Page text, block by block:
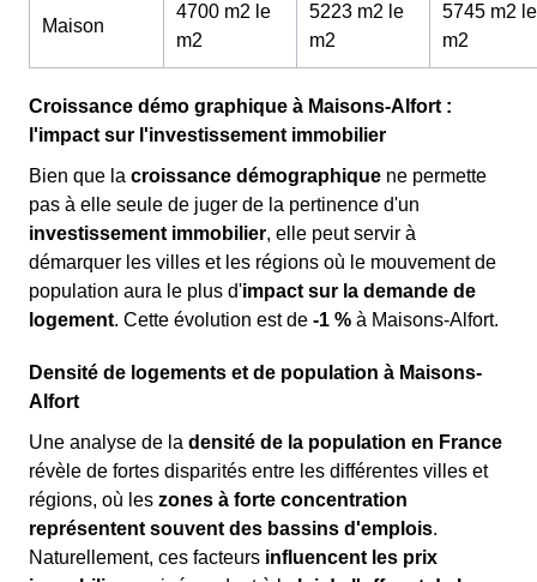
Maison
4700 m2 le
m2
5223 m2 le
m2
5745 m2 le
m2
Croissance démo graphique à Maisons-Alfort :
l'impact sur l'investissement immobilier
Bien que la croissance démographique ne permette
pas à elle seule de juger de la pertinence d'un
investissement immobilier, elle peut servir à
démarquer les villes et les régions où le mouvement de
population aura le plus d'impact sur la demande de
logement. Cette évolution est de -1 % à Maisons-Alfort.
Densité de logements et de population à Maisons-
Alfort
Une analyse de la densité de la population en France
révèle de fortes disparités entre les différentes villes et
régions, où les zones à forte concentration
représentent souvent des bassins d'emplois.
Naturellement, ces facteurs influencent les prix